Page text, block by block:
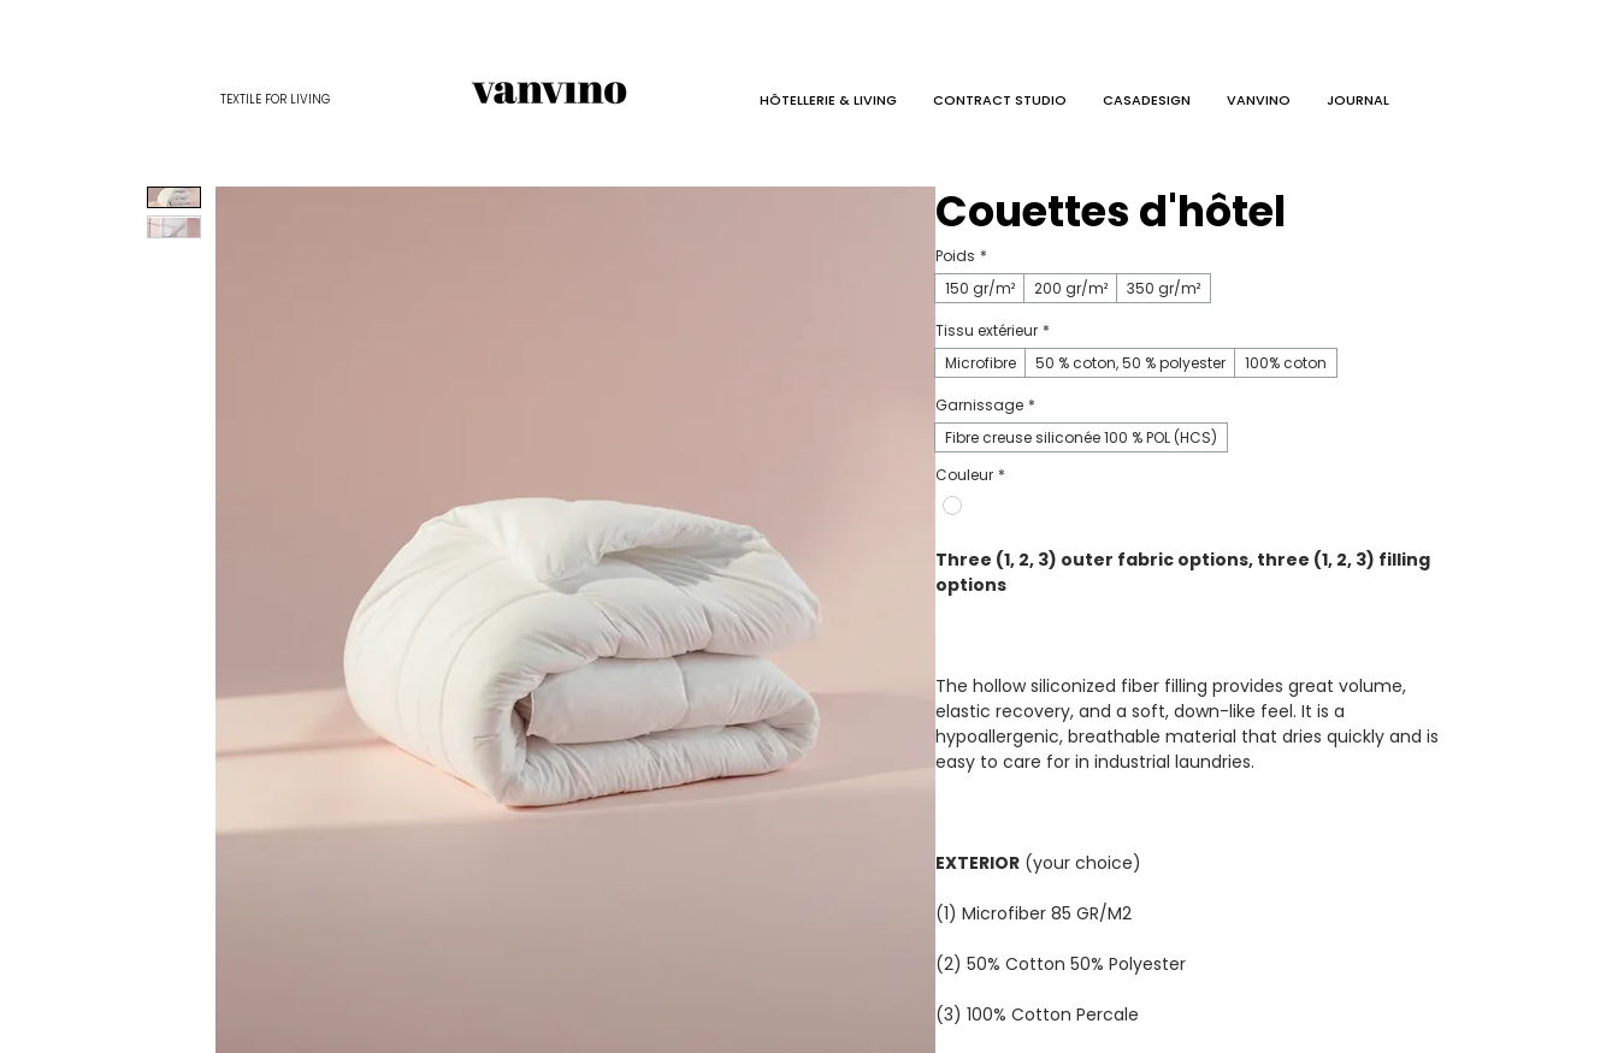
TEXTILE FOR LIVING HÔTELLERIE & LIVING CONTRACT STUDIO CASADESIGN VANVINO JOURNAL
Couettes d'hôtel
Poids *
150 gr/m²
200 gr/m² 350 gr/m²
Tissu extérieur *
Microfibre
50 % coton, 50 % polyester 100% coton
Garnissage *
Fibre creuse siliconée 100 % POL (HCS)
Couleur *
Three (1, 2, 3) outer fabric options, three (1, 2, 3) filling
options
The hollow siliconized fiber filling provides great volume,
elastic recovery, and a soft, down-like feel. It is a
hypoallergenic, breathable material that dries quickly and is
easy to care for in industrial laundries.
EXTERIOR(your choice)
(1) Microfiber 85 GR/M2
(2) 50% Cotton 50% Polyester
(3) 100% Cotton Percale